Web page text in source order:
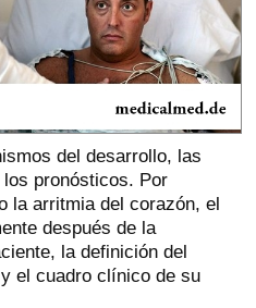
del desarrollo, las
pronósticos. Por
la arritmia del corazón, el
después de la
la definición del
el cuadro clínico de su